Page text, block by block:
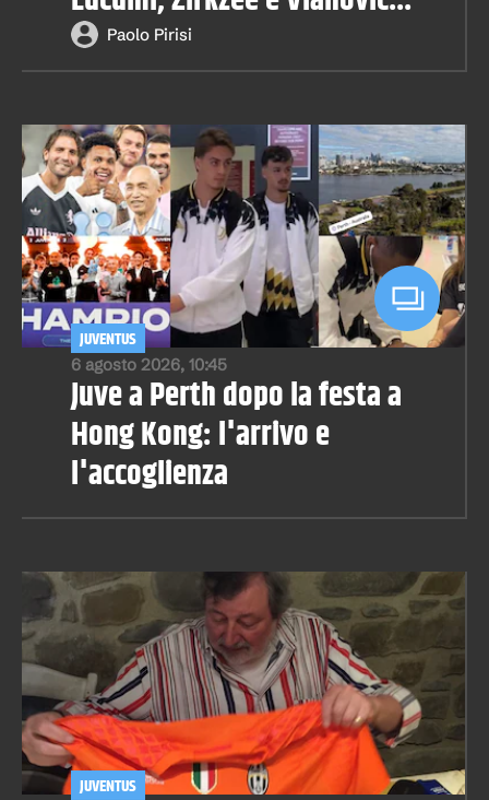
Paolo Pirisi
6 agosto 2026, 10:45
JUVENTUS
Juve a Perth dopo la festa a
Hong Kong: l'arrivo e
l'accoglienza
JUVENTUS